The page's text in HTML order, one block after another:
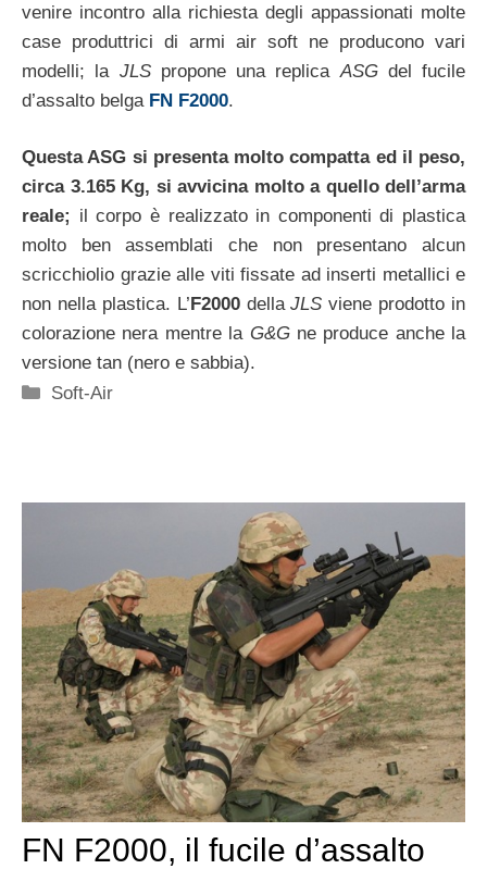
venire incontro alla richiesta degli appassionati molte
case produttrici di armi air soft ne producono vari
modelli; la JLSpropone una replica ASGdel fucile
d’assalto belga FN F2000.
Questa ASG si presenta molto compatta ed il peso,
circa 3.165 Kg, si avvicina molto a quello dell’arma
reale; il corpo è realizzato in componenti di plastica
molto ben assemblati che non presentano alcun
scricchiolio grazie alle viti fissate ad inserti metallici e
non nella plastica. L’ F2000dellaJLS viene prodotto in
colorazione nera mentre la G&Gne produce anche la
versione tan (nero e sabbia).
Categorie
Soft-Air
FN F2000, il fucile d’assalto